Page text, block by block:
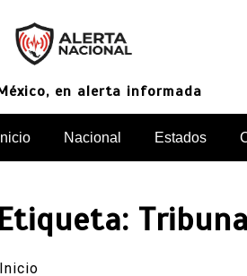
en alerta informada
Inicio Nacional Estados
Etiqueta:
Inicio